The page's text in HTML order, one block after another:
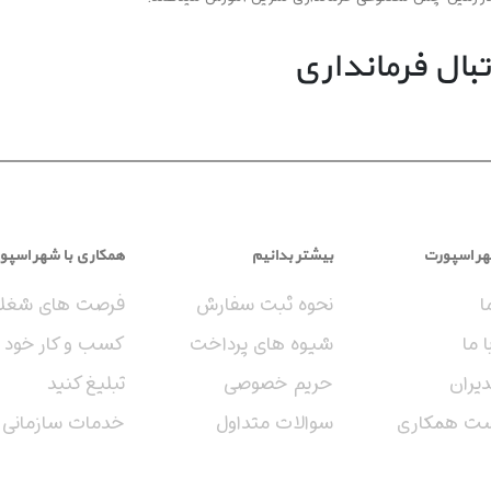
فرمانداری
فوتبال فوق‌العاده به نام چابک با سابقه‌ی بی‌نظیری در زمینه‌ی آموزش
علاقمندان به این دو ورزش گرانبها قرار دارد. از توانمندی‌ها و تجربیات
چابک به صورت تخصصی آموش ببینند .
اسپورت
ما
همکاری
بیشتر بدانیم
نحوه ثبت سفارش
شیوه های پرداخت
حریم خصوصی
سوالات متداول
همکاری با شهر
فرصت های
کسب و کار خود
تبلیغ کنید
خدمات سازمانی